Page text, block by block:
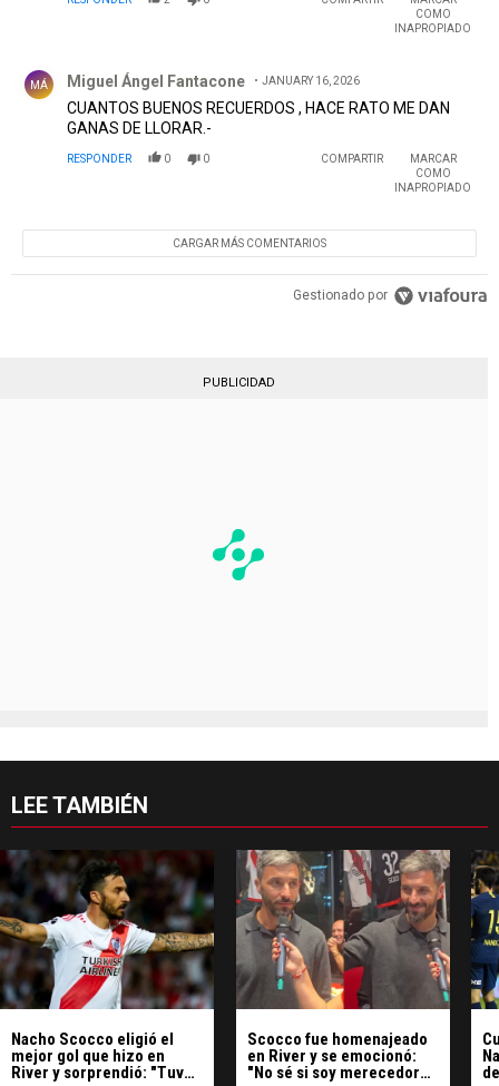
COMO
INAPROPIADO
MÁ Miguel Ángel Fantacone JANUARY 16, 2026
CUANTOS BUENOS RECUERDOS , HACE RATO ME DAN
GANAS DE LLORAR.-
RESPONDER 0 0 COMPARTIR
MARCAR
COMO
INAPROPIADO
CARGAR MÁS COMENTARIOS
Gestionado por
PUBLICIDAD
LEE TAMBIÉN
Nacho Scocco eligió el
mejor gol que hizo en
River y sorprendió: "Tuvo
Scocco fue homenajeado
en River y se emocionó:
"No sé si soy merecedor